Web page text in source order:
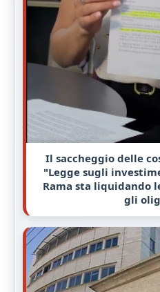
Il saccheggio delle
"Legge sugli
Rama sta liquidando
gli